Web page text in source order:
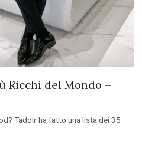
Ricchi del Mondo –
Taddlr ha fatto una lista dei 35